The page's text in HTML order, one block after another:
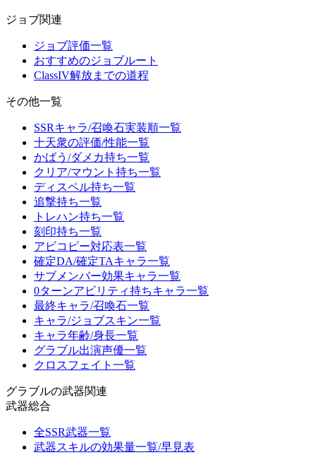
ジョブ関連
ジョブ評価一覧
おすすめのジョブルート
ClassIV解放までの道程
その他一覧
SSRキャラ/召喚石実装順一覧
十天衆の評価/性能一覧
かばう/ダメカ持ち一覧
クリア/マウント持ち一覧
ディスペル持ち一覧
追撃持ち一覧
トレハン持ち一覧
刻印持ち一覧
アビコピー対応表一覧
確定DA/確定TAキャラ一覧
サブメンバー効果キャラ一覧
0ターンアビリティ持ちキャラ一覧
最終キャラ/召喚石一覧
キャラ/ジョブスキン一覧
キャラ年齢/身長一覧
グラブル出演声優一覧
クロスフェイト一覧
グラブルの武器関連
武器総合
全SSR武器一覧
武器スキルの効果量一覧/早見表